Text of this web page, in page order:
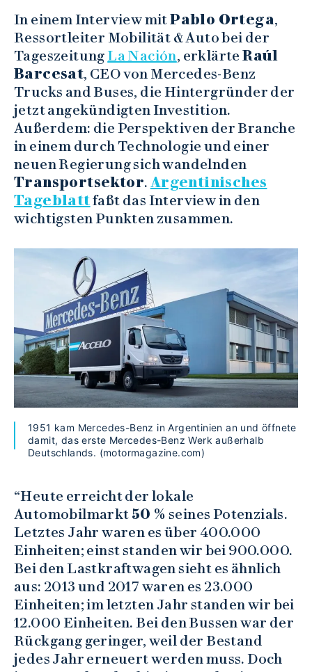
In einem Interview mitPablo Ortega,
Ressortleiter Mobilität & Auto bei der
TageszeitungLa Nación, erklärteRaúl
Barcesat, CEO von Mercedes-Benz
Trucks and Buses, die Hintergründer der
jetzt angekündigten Investition.
Außerdem: die Perspektiven der Branche
in einem durch Technologie und einer
neuen Regierung sich wandelnden
Transportsektor. Argentinisches
Tageblattfaßt das Interview in den
wichtigsten Punkten zusammen.
1951 kam Mercedes-Benz in Argentinien an und öffnete
damit, das erste Mercedes-Benz Werk außerhalb
Deutschlands. (motormagazine.com)
“Heute erreicht der lokale
Automobilmarkt 50 % seines Potenzials.
Letztes Jahr waren es über 400.000
Einheiten; einst standen wir bei 900.000.
Bei den Lastkraftwagen sieht es ähnlich
aus: 2013 und 2017 waren es 23.000
Einheiten; im letzten Jahr standen wir bei
12.000 Einheiten. Bei den Bussen war der
Rückgang geringer, weil der Bestand
jedes Jahr erneuert werden muss. Doch